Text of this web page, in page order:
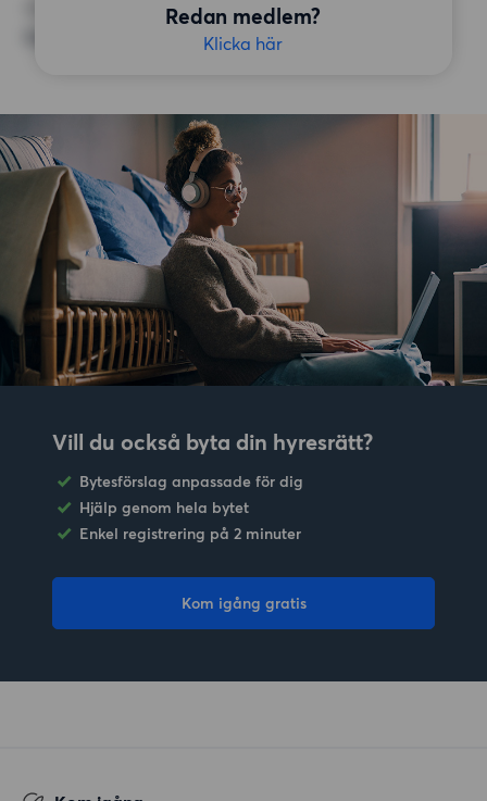
Redan medlem?
Klicka här
ÖVRIGA PREFERENSER
Inga speciella preferenser
Vill du också byta din hyresrätt?
Bytesförslag anpassade för dig
Hjälp genom hela bytet
Enkel registrering på 2 minuter
Kom igång gratis